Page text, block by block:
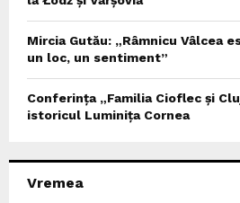
Mircia Gutău: „Râmnicu Vâlcea
un loc, un sentiment”
Conferința „Familia Cioflec și
istoricul Luminița Cornea
Vremea